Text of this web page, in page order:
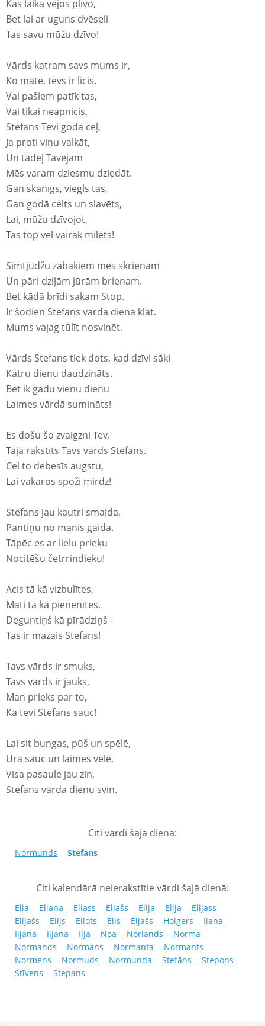
Kas laika vējos plīvo,
Bet lai ar uguns dvēseli
Tas savu mūžu dzīvo!
Vārds katram savs mums ir,
Ko māte, tēvs ir licis.
Vai pašiem patīk tas,
Vai tikai neapnicis.
Stefans Tevi godā ceļ,
Ja proti viņu valkāt,
Un tādēļ Tavējam
Mēs varam dziesmu dziedāt.
Gan skanīgs, viegls tas,
Gan godā celts un slavēts,
Lai, mūžu dzīvojot,
Tas top vēl vairāk mīlēts!
Simtjūdžu zābakiem mēs skrienam
Un pāri dziļām jūrām brienam.
Bet kādā brīdi sakam Stop.
Ir šodien Stefans vārda diena klāt.
Mums vajag tūlīt nosvinēt.
Vārds Stefans tiek dots, kad dzīvi sāki
Katru dienu daudzināts.
Bet ik gadu vienu dienu
Laimes vārdā sumināts!
Es došu šo zvaigzni Tev,
Tajā rakstīts Tavs vārds Stefans.
Cel to debesīs augstu,
Lai vakaros spoži mirdz!
Stefans jau kautri smaida,
Pantiņu no manis gaida.
Tāpēc es ar lielu prieku
Nocitēšu četrrindieku!
Acis tā kā vizbulītes,
Mati tā kā pienenītes.
Deguntiņš kā pīrādziņš -
Tas ir mazais Stefans!
Tavs vārds ir smuks,
Tavs vārds ir jauks,
Man prieks par to,
Ka tevi Stefans sauc!
Lai sit bungas, pūš un spēlē,
Urā sauc un laimes vēlē,
Visa pasaule jau zin,
Stefans vārda dienu svin.
Citi vārdi šajā dienā:
Normunds Stefans
Citi kalendārā neierakstītie vārdi šajā dienā:
Elia Eliana Eliass Eliašs Elija Ēlija
Elijass
Elijašs
Elijs Eliots Elis Eljašs Holgers
Iļana
Iljana
Iļjana Iļja Noa Norlands
Norma
Normands
Normans Normanta
Normants
Normens
Normuds Normunda Stefāns
Stepons
Stīvens
Stepans